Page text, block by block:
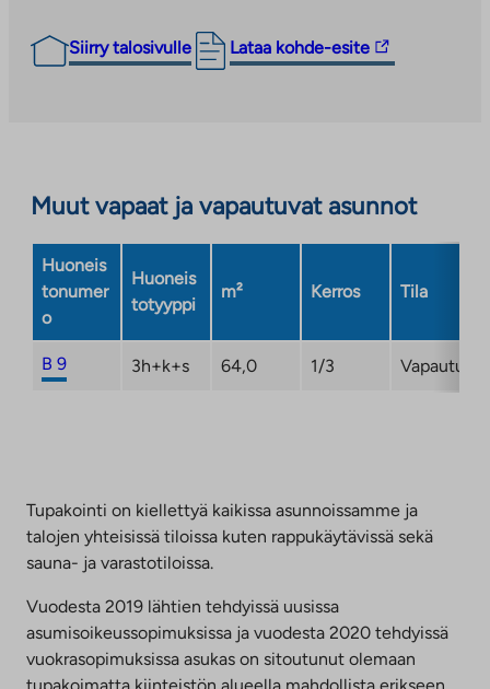
Siirry talosivulle Lataa kohde-esite
Linkki
vie
uuteen
Muut vapaat ja vapautuvat asunnot
Huoneis
tonumer
o
Huoneis
totyyppi
m² Kerros Tila
B 9 3h+k+s 64,0 1/3
Tupakointi on kiellettyä kaikissa asunnoissamme ja
talojen yhteisissä tiloissa kuten rappukäytävissä sekä
sauna- ja varastotiloissa.
Vuodesta 2019 lähtien tehdyissä uusissa
asumisoikeussopimuksissa ja vuodesta 2020 tehdyissä
vuokrasopimuksissa asukas on sitoutunut olemaan
tupakoimatta kiinteistön alueella mahdollista erikseen